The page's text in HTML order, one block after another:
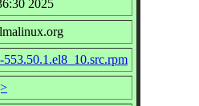
2025